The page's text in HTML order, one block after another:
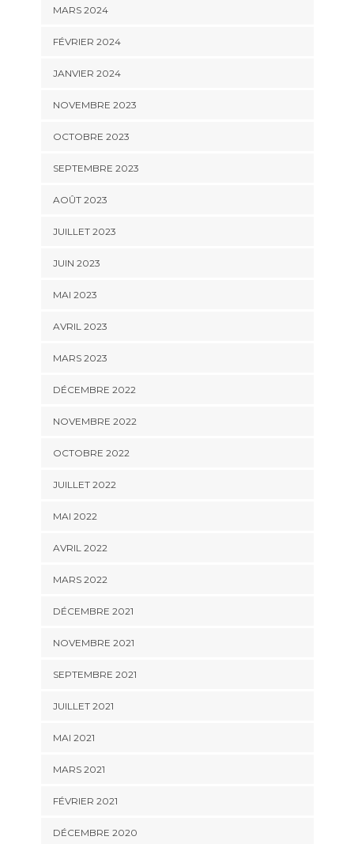
MARS 2024
FÉVRIER 2024
JANVIER 2024
NOVEMBRE 2023
OCTOBRE 2023
SEPTEMBRE 2023
AOÛT 2023
JUILLET 2023
JUIN 2023
MAI 2023
AVRIL 2023
MARS 2023
DÉCEMBRE 2022
NOVEMBRE 2022
OCTOBRE 2022
JUILLET 2022
MAI 2022
AVRIL 2022
MARS 2022
DÉCEMBRE 2021
NOVEMBRE 2021
SEPTEMBRE 2021
JUILLET 2021
MAI 2021
MARS 2021
FÉVRIER 2021
DÉCEMBRE 2020